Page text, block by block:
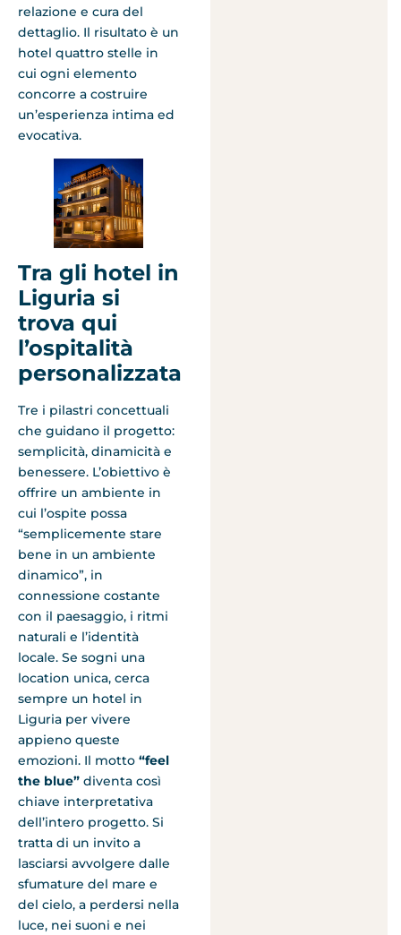
relazione e cura del
dettaglio. Il risultato è un
hotel quattro stelle in
cui ogni elemento
concorre a costruire
un’esperienza intima ed
evocativa.
Tra gli hotel in
Liguria si
trova qui
l’ospitalità
personalizzata
Tre i pilastri concettuali
che guidano il progetto:
semplicità, dinamicità e
benessere. L’obiettivo è
offrire un ambiente in
cui l’ospite possa
“semplicemente stare
bene in un ambiente
dinamico”, in
connessione costante
con il paesaggio, i ritmi
naturali e l’identità
locale. Se sogni una
location unica, cerca
sempre un hotel in
Liguria per vivere
appieno queste
emozioni. Il motto “feel
the blue” diventa così
chiave interpretativa
dell’intero progetto. Si
tratta di un invito a
lasciarsi avvolgere dalle
sfumature del mare e
del cielo, a perdersi nella
luce, nei suoni e nei